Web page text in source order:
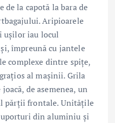
de la capotă la bara de
Aripioarele
uşilor iau locul
împreună cu jantele
complexe dintre spiţe,
al maşinii. Grila
de asemenea, un
părţii frontale. Unităţile
din aluminiu şi